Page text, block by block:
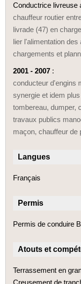
Conductrice livreuse
chauffeur routier
livrade (47) en
lier l'alimentation
chargements et
2001 - 2007 :
conducteur d'engins
synergie et idem
tombereau, dumper,
travaux publics
maçon, chauffeur de
Langues
Français
Permis
Permis de conduire
Atouts et
Terrassement en
Creusement de